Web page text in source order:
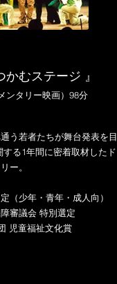
かむステージ 』
ンタリー映画）98分
う若者たちが舞台発表を目
1年間に密着取材したド
。
（少年・青年・成人向）
審議会 特別選定
児童福祉文化賞